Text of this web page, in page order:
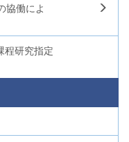
協働によ
程研究指定